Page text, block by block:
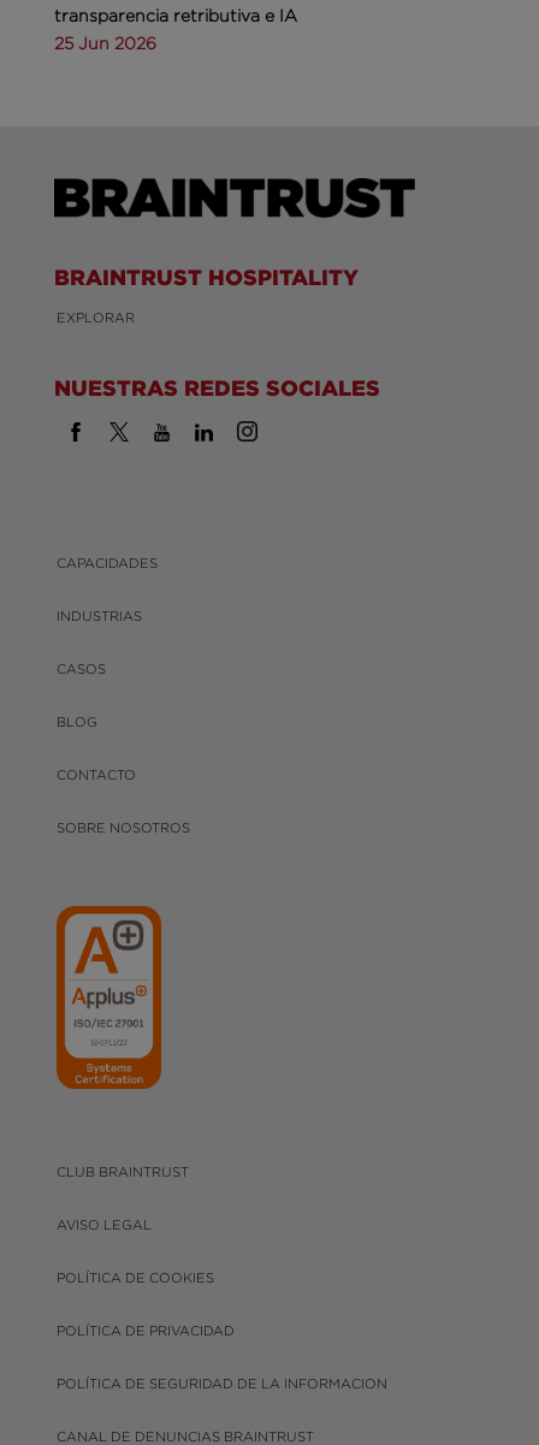
transparencia retributiva e IA
25 Jun 2026
BRAINTRUST HOSPITALITY
EXPLORAR
NUESTRAS REDES SOCIALES
CAPACIDADES
INDUSTRIAS
CASOS
BLOG
CONTACTO
SOBRE NOSOTROS
CLUB BRAINTRUST
AVISO LEGAL
POLÍTICA DE COOKIES
POLÍTICA DE PRIVACIDAD
POLÍTICA DE SEGURIDAD DE LA INFORMACION
CANAL DE DENUNCIAS BRAINTRUST